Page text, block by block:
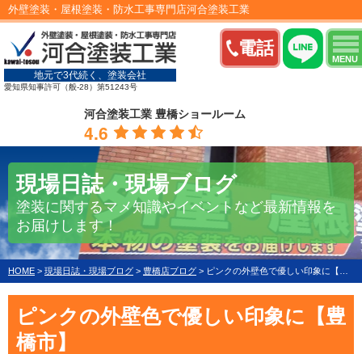
電話
MENU
外壁塗装・屋根塗装・防水工事専門店河合塗装工業
地元で3代続く、塗装会社
愛知県知事許可（般-28）第51243号
河合塗装工業 豊橋ショールーム
4.6
現場日誌・現場ブログ
塗装に関するマメ知識やイベントなど最新情報を
お届けします！
HOME > 現場日誌・現場ブログ > 豊橋店ブログ > ピンクの外壁色で優しい印象に【豊橋市】
ピンクの外壁色で優しい印象に【豊
橋市】